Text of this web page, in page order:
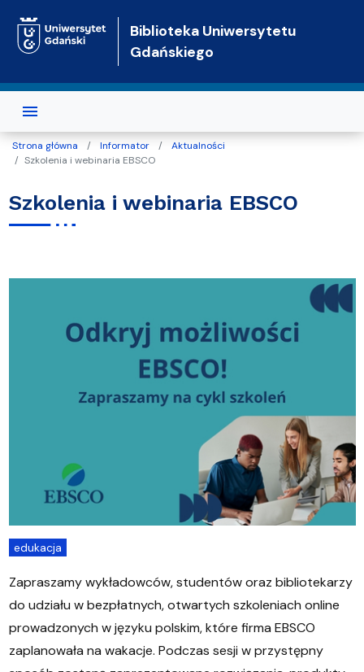
Biblioteka Uniwersytetu
Gdańskiego
Strona główna Informator
Aktualności
Szkolenia i webinaria EBSCO
Szkolenia i webinaria EBSCO
edukacja
Zapraszamy wykładowców, studentów oraz bibliotekarzy
do udziału w bezpłatnych, otwartych szkoleniach online
prowadzonych w języku polskim, które firma EBSCO
zaplanowała na wakacje. Podczas sesji w przystępny